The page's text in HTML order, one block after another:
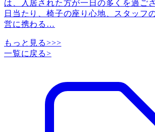
は、入居された方が一日の多くを過ご
日当たり、椅子の座り心地、スタッフ
営に携わる …
もっと見る>>>
一覧に戻る>